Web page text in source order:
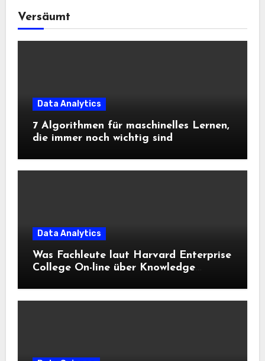
Versäumt
Data Analytics
7 Algorithmen für maschinelles Lernen,
die immer noch wichtig sind
Data Analytics
Was Fachleute laut Harvard Enterprise
College On-line über Knowledge